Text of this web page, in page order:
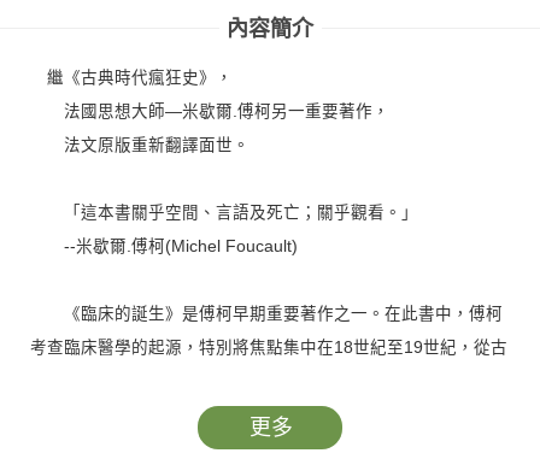
內容簡介
繼《古典時代瘋狂史》，
法國思想大師—米歇爾.傅柯另一重要著作，
法文原版重新翻譯面世。
「這本書關乎空間、言語及死亡；關乎觀看。」
--米歇爾.傅柯(Michel Foucault)
《臨床的誕生》是傅柯早期重要著作之一。在此書中，傅柯
考查臨床醫學的起源，特別將焦點集中在18世紀至19世紀，從古
將解放的要求帶進各種職業、角落後，造成體制混亂及災難性後
果，然而，卻也因此形塑新的醫療空間及醫學概念。現代醫學中
更多